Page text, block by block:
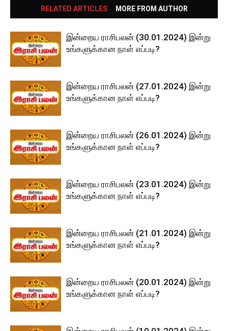
RELATED ARTICLES MORE FROM AUTHOR
இன்றைய ராசிபலன் (30.01.2024) இன்று
உங்களுக்கான நாள் எப்படி?
இன்றைய ராசிபலன் (27.01.2024) இன்று
உங்களுக்கான நாள் எப்படி?
இன்றைய ராசிபலன் (26.01.2024) இன்று
உங்களுக்கான நாள் எப்படி?
இன்றைய ராசிபலன் (23.01.2024) இன்று
உங்களுக்கான நாள் எப்படி?
இன்றைய ராசிபலன் (21.01.2024) இன்று
உங்களுக்கான நாள் எப்படி?
இன்றைய ராசிபலன் (20.01.2024) இன்று
உங்களுக்கான நாள் எப்படி?